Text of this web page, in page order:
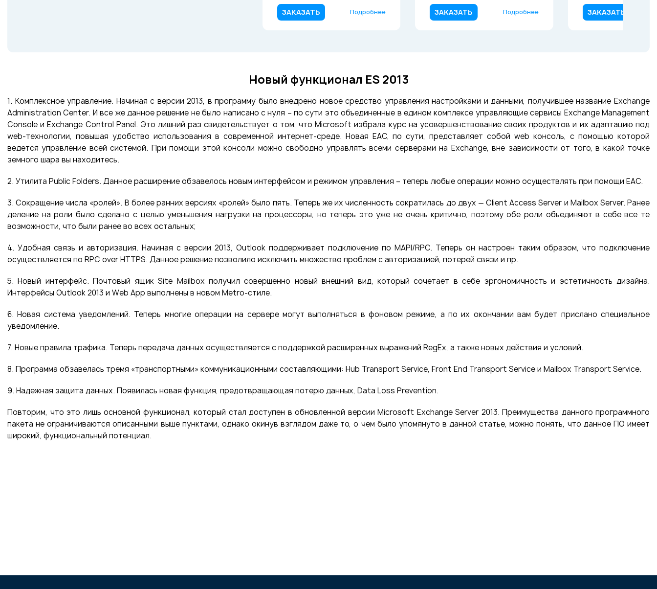
ЗАКАЗАТЬ Подробнее ЗАКАЗАТЬ Подробнее ЗАКАЗАТЬ
Новый функционал ES 2013
1. Комплексное управление. Начиная с версии 2013, в программу было внедрено новое средство управления настройками и данными, получившее название Exchange
Administration Center. И все же данное решение не было написано с нуля – по сути это объединенные в едином комплексе управляющие сервисы Exchange Management
Console и Exchange Control Panel. Это лишний раз свидетельствует о том, что Microsoft избрала курс на усовершенствование своих продуктов и их адаптацию под
web-технологии, повышая удобство использования в современной интернет-среде. Новая EAC, по сути, представляет собой web консоль, с помощью которой
ведется управление всей системой. При помощи этой консоли можно свободно управлять всеми серверами на Exchange, вне зависимости от того, в какой точке
земного шара вы находитесь.
2. Утилита Public Folders. Данное расширение обзавелось новым интерфейсом и режимом управления – теперь любые операции можно осуществлять при помощи EAC.
3. Сокращение числа «ролей». В более ранних версиях «ролей» было пять. Теперь же их численность сократилась до двух — Client Access Server и Mailbox Server. Ранее
деление на роли было сделано с целью уменьшения нагрузки на процессоры, но теперь это уже не очень критично, поэтому обе роли объединяют в себе все те
возможности, что были ранее во всех остальных;
4. Удобная связь и авторизация. Начиная с версии 2013, Outlook поддерживает подключение по MAPI/RPC. Теперь он настроен таким образом, что подключение
осуществляется по RPC over HTTPS. Данное решение позволило исключить множество проблем с авторизацией, потерей связи и пр.
5. Новый интерфейс. Почтовый ящик Site Mailbox получил совершенно новый внешний вид, который сочетает в себе эргономичность и эстетичность дизайна.
Интерфейсы Outlook 2013 и Web App выполнены в новом Metro-стиле.
6. Новая система уведомлений. Теперь многие операции на сервере могут выполняться в фоновом режиме, а по их окончании вам будет прислано специальное
уведомление.
7. Новые правила трафика. Теперь передача данных осуществляется с поддержкой расширенных выражений RegEx, а также новых действия и условий.
8. Программа обзавелась тремя «транспортными» коммуникационными составляющими: Hub Transport Service, Front End Transport Service и Mailbox Transport Service.
9. Надежная защита данных. Появилась новая функция, предотвращающая потерю данных, Data Loss Prevention.
Повторим, что это лишь основной функционал, который стал доступен в обновленной версии Microsoft Exchange Server 2013. Преимущества данного программного
пакета не ограничиваются описанными выше пунктами, однако окинув взглядом даже то, о чем было упомянуто в данной статье, можно понять, что данное ПО имеет
широкий, функциональный потенциал.